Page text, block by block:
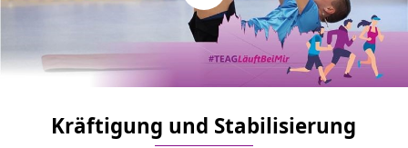
Kräftigung und Stabilisierung